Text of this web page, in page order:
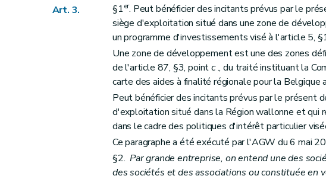
Art. 3. §1er. Peut bénéficier des incitants prévus par le
siège d'exploitation situé dans une zone de
un programme d'investissements visé à l'article 5,
Une zone de développement est une des zones
de l'article 87, §3, pointc., du traité instituant la
carte des aides à finalité régionale pour la Belgique
Peut bénéficier des incitants prévus par le présent
d'exploitation situé dans la Région wallonne et qui
dans le cadre des politiques d'intérêt particulier
Ce paragraphe a été exécuté par l'AGW du 6 mai
§2. Par grande entreprise, on entend une des
des sociétés et des associations ou constituée